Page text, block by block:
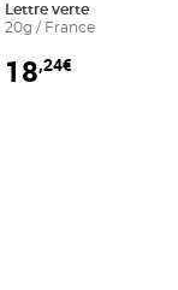
au panier
Lettre verte
20g / France
18,24€